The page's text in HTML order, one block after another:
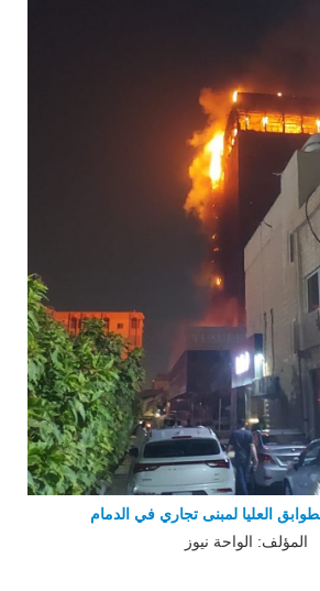
العليا لمبنى تجاري في الدمام
المؤلف: الواحة نيوز